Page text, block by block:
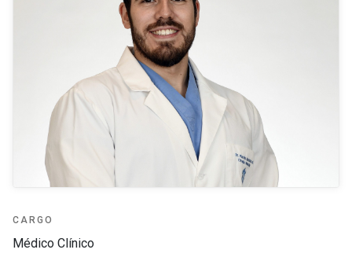
CARGO
Médico Clínico